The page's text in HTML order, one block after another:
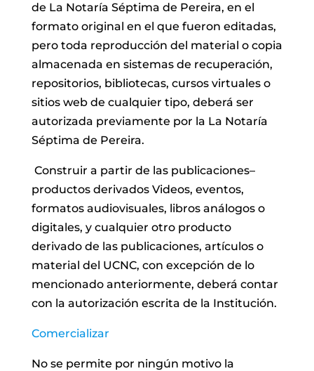
de La Notaría Séptima de Pereira, en el
formato original en el que fueron editadas,
pero toda reproducción del material o copia
almacenada en sistemas de recuperación,
repositorios, bibliotecas, cursos virtuales o
sitios web de cualquier tipo, deberá ser
autorizada previamente por la La Notaría
Séptima de Pereira.
Construir a partir de las publicaciones–
productos derivados Videos, eventos,
formatos audiovisuales, libros análogos o
digitales, y cualquier otro producto
derivado de las publicaciones, artículos o
material del UCNC, con excepción de lo
mencionado anteriormente, deberá contar
con la autorización escrita de la Institución.
Comercializar
No se permite por ningún motivo la